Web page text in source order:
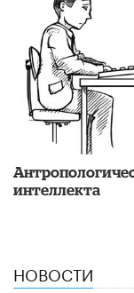
интеллекта
НОВОСТИ